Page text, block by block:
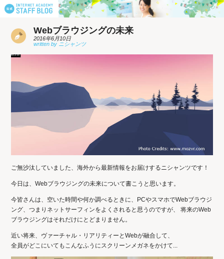
Webブラウジングの未来
2016年6月10日
ご無沙汰していました、海外から最新情報をお届けするニシャンツです！
今日は、Webブラウジングの未来について書こうと思います。
今皆さんは、空いた時間や何か調べるときに、PCやスマホでWebブラウジ
ング、つまりネットサーフィンをよくされると思うのですが、 将来のWeb
ブラウジングはそれだけにとどまりません。
近い将来、ヴァーチャル・リアリティーとWebが融合して、
全員がどこにいてもこんなふうにスクリーンメガネをかけて...